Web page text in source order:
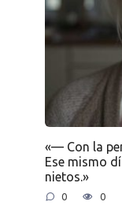
«— Con la
Ese mismo
nietos.»
0 0